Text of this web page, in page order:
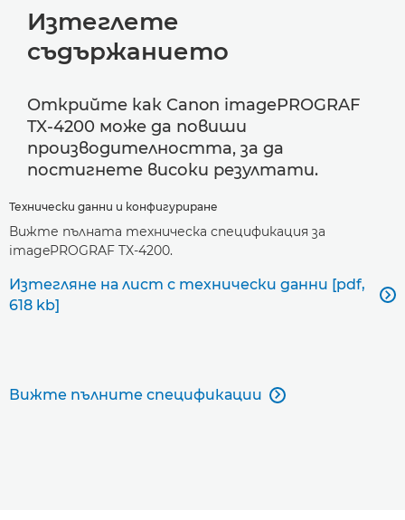
Изтеглете
съдържанието
Открийте как Canon imagePROGRAF
TX-4200 може да повиши
производителността, за да
постигнете високи резултати.
Технически данни и конфигуриране
Вижте пълната техническа спецификация за
imagePROGRAF TX-4200.
Изтегляне на лист с технически данни [pdf,
618 kb]

Вижте пълните спецификации 